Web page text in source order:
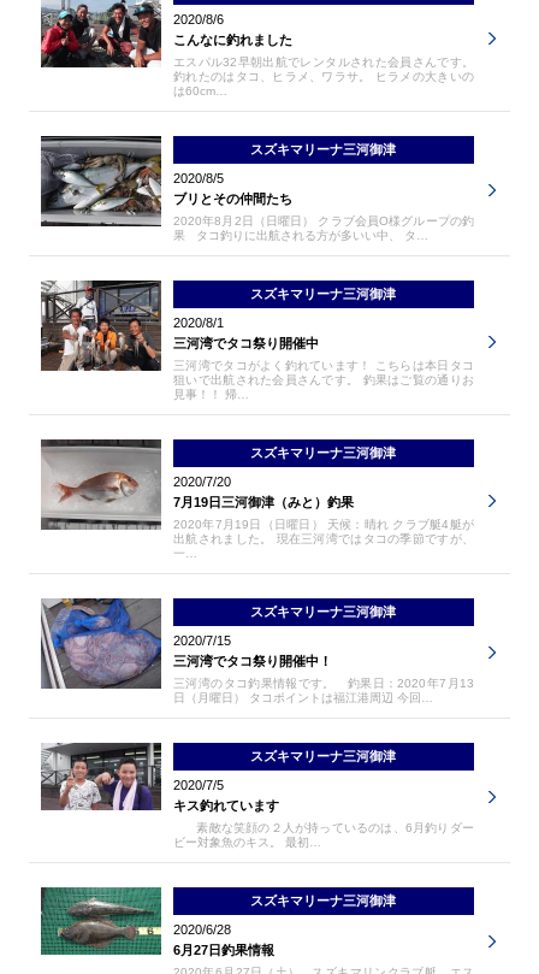
2020/8/6
こんなに釣れました
エスパル32早朝出航でレンタルされた会員さんです。
釣れたのはタコ、ヒラメ、ワラサ。 ヒラメの大きいの
は60cm…
スズキマリーナ三河御津
2020/8/5
ブリとその仲間たち
2020年8月2日（日曜日） クラブ会員O様グループの釣
果 タコ釣りに出航される方が多いい中、 タ…
スズキマリーナ三河御津
2020/8/1
三河湾でタコ祭り開催中
三河湾でタコがよく釣れています！ こちらは本日タコ
狙いで出航された会員さんです。 釣果はご覧の通りお
見事！！ 帰…
スズキマリーナ三河御津
2020/7/20
7月19日三河御津（みと）釣果
2020年7月19日（日曜日） 天候：晴れ クラブ艇4艇が
出航されました。 現在三河湾ではタコの季節ですが、
一…
スズキマリーナ三河御津
2020/7/15
三河湾でタコ祭り開催中！
三河湾のタコ釣果情報です。 釣果日：2020年7月13
日（月曜日） タコポイントは福江港周辺 今回…
スズキマリーナ三河御津
2020/7/5
キス釣れています
素敵な笑顔の２人が持っているのは、6月釣りダー
ビー対象魚のキス。 最初…
スズキマリーナ三河御津
2020/6/28
6月27日釣果情報